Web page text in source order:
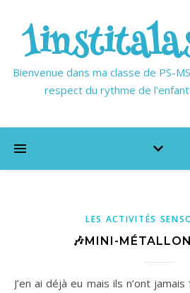
Bienvenue dans ma classe de PS-
respect du rythme de
LES ACTIVITÉS
🎶MINI-
J’en ai déjà eu mais ils n’ont jamais fait long feu… Du coup,